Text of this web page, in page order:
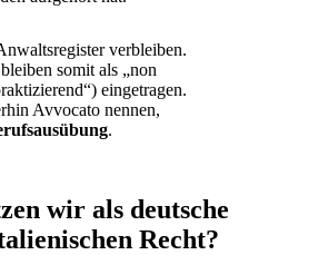
verbleiben.
somit als „non
eingetragen.
Avvocato nennen,
.
wir als deutsche
Recht?